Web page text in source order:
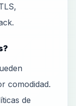
comodidad.
de